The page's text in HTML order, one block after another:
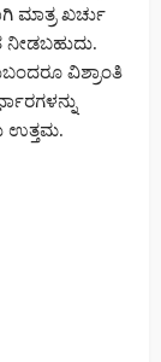
ಮಾತ್ರ ಖರ್ಚು
ವಿಶ್ರಾಂತಿ
ಉತ್ತಮ.